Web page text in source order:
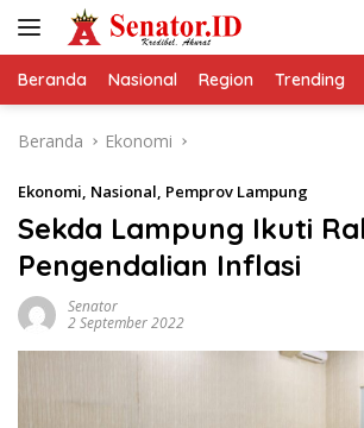
Beranda Nasional Region Trending
Beranda Ekonomi
Ekonomi, Nasional, Pemprov Lampung
Sekda Lampung Ikuti
Pengendalian Inflasi
Senator
2 September 2022